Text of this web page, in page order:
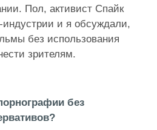
Пол, активист Спайк
и я обсуждали,
без использования
зрителям.
без